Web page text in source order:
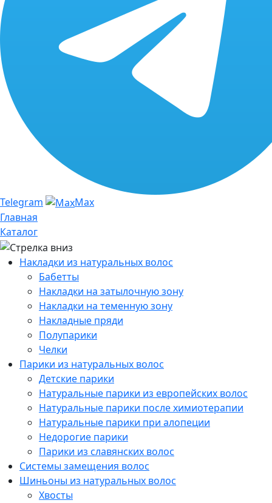
Telegram
Max
Главная
Каталог
Накладки из натуральных волос
Бабетты
Накладки на затылочную зону
Накладки на теменную зону
Накладные пряди
Полупарики
Челки
Парики из натуральных волос
Детские парики
Натуральные парики из европейских волос
Натуральные парики после химиотерапии
Натуральные парики при алопеции
Недорогие парики
Парики из славянских волос
Системы замещения волос
Шиньоны из натуральных волос
Хвосты